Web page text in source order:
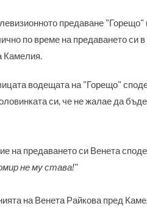
предаване
по време на предаването си
Камелия.
водещата на "Горещо"
си, че не жалае да
на предаването си Венета
не му става!"
на Венета Райкова пред